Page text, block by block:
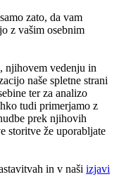
zato, da vam
z vašim osebnim
njihovem vedenju in
naše spletne strani
ter za analizo
tudi primerjamo z
prek njihovih
storitve že uporabljate
in v naši izjavi